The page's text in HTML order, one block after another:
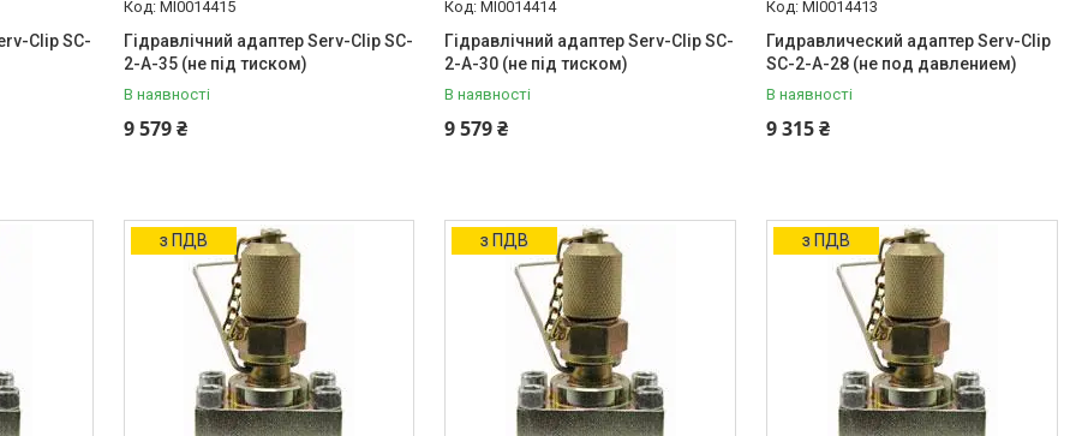
Clip SC-
MI0014415
Гідравлічний адаптер Serv-Clip SC-
2-A-35 (не під тиском)
В наявності
9 579 ₴
MI0014414
Гідравлічний адаптер Serv-Clip SC-
2-A-30 (не під тиском)
В наявності
9 579 ₴
MI0014413
Гидравлический адаптер Serv-Clip
SC-2-A-28 (не под давлением)
В наявності
9 315 ₴
з ПДВ з ПДВ з ПДВ